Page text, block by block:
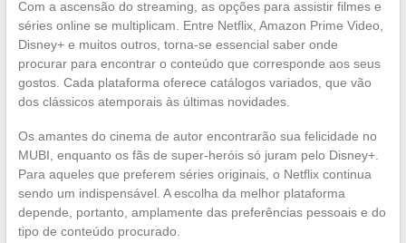
Com a ascensão do streaming, as opções para assistir filmes e
séries online se multiplicam. Entre Netflix, Amazon Prime Video,
Disney+ e muitos outros, torna-se essencial saber onde
procurar para encontrar o conteúdo que corresponde aos seus
gostos. Cada plataforma oferece catálogos variados, que vão
dos clássicos atemporais às últimas novidades.
Os amantes do cinema de autor encontrarão sua felicidade no
MUBI, enquanto os fãs de super-heróis só juram pelo Disney+.
Para aqueles que preferem séries originais, o Netflix continua
sendo um indispensável. A escolha da melhor plataforma
depende, portanto, amplamente das preferências pessoais e do
tipo de conteúdo procurado.